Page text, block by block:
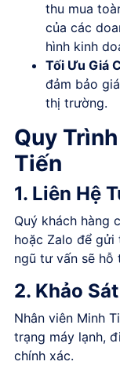
thu mua
của các
hình kinh
Tối Ưu Giá
đảm bảo
thị trường.
Quy
Tiến
1. Liên Hệ
Quý khách hàng
hoặc Zalo để gửi
ngũ tư vấn sẽ hỗ
2. Khảo
Nhân viên Minh
trạng máy lạnh,
chính xác.